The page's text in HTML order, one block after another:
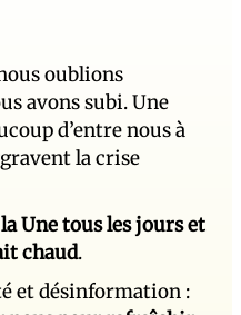
oublions
avons subi. Une
d’entre nous à
la crise
la Une tous les jours et
chaud.
et désinformation :